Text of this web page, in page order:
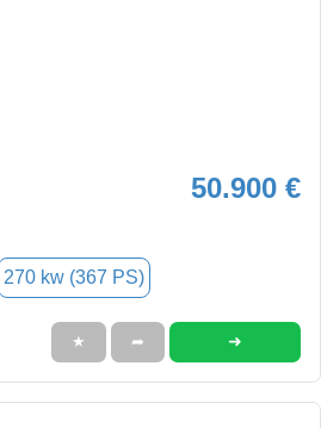
50.900 €
270 kw (367 PS)
★ ➦ ➜